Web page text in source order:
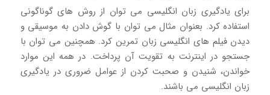
برای یادگیری زبان انگلیسی می توان از روش های گوناگونی
استفاده کرد. بعنوان مثال می توان با گوش دادن به موسیقی و
دیدن فیلم های انگلیسی زبان تمرین کرد. همچنین می توان با
جستجو در اینترنت به تقویت آن پرداخت. در همه این موارد
خواندن، شنیدن و صحبت کردن از عوامل ضروری در یادگیری
زبان انگلیسی می باشند.